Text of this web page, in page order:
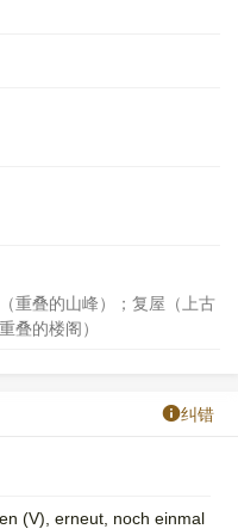
重叠的山峰）；复屋（上古
叠的楼阁）
纠错
(V)​, erneut, noch einmal